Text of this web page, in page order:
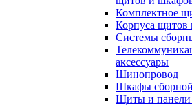
Комплектное
Корпуса щитов
Системы
аксессуары
Шинопровод
Шкафы
Щиты и панели